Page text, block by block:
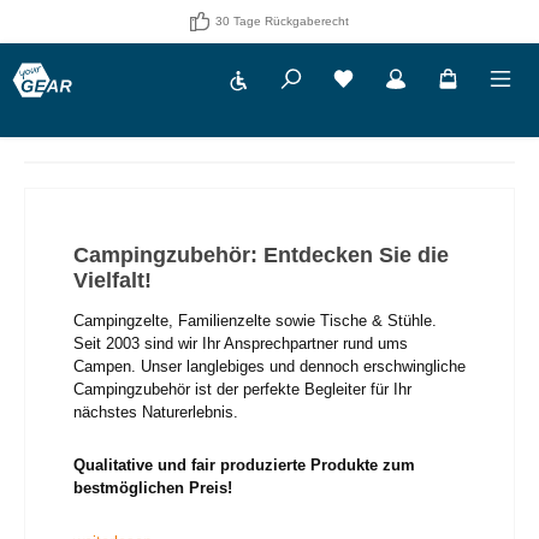
30 Tage Rückgaberecht
Werkzeugleiste anzeigenDu hast 0 Produkte auf
Campingzubehör: Entdecken Sie die
Vielfalt!
Campingzelte, Familienzelte sowie Tische & Stühle.
Seit 2003 sind wir Ihr Ansprechpartner rund ums
Campen. Unser langlebiges und dennoch erschwingliche
Campingzubehör ist der perfekte Begleiter für Ihr
nächstes Naturerlebnis.
Qualitative und fair produzierte Produkte zum
bestmöglichen Preis!